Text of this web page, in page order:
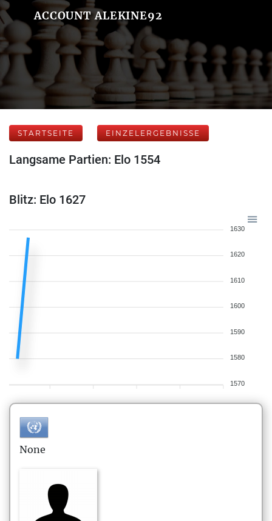
ACCOUNT ALEKINE92
STARTSEITE EINZELERGEBNISSE
Langsame Partien: Elo 1554
Blitz: Elo 1627
1630
1620
1610
1600
1590
1580
1570
None